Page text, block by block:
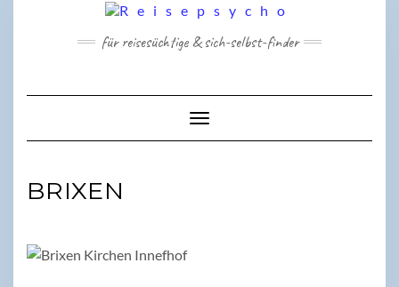
für reisesüchtige & sich-selbst-finder
Toggle Navigation
BRIXEN